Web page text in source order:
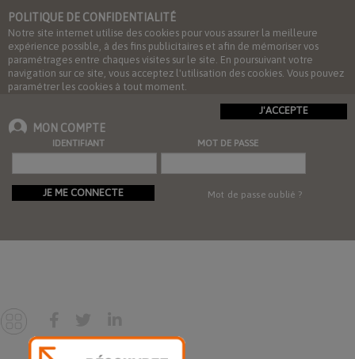
POLITIQUE DE CONFIDENTIALITÉ
Notre site internet utilise des cookies pour vous assurer la meilleure
expérience possible, à des fins publicitaires et afin de mémoriser vos
paramétrages entre chaques visites sur le site. En poursuivant votre
navigation sur ce site, vous acceptez l'utilisation des cookies. Vous pouvez
paramétrer les cookies à tout moment.
J'ACCEPTE
MON COMPTE
IDENTIFIANT MOT DE PASSE
JE ME CONNECTE Mot de passe oublié ?